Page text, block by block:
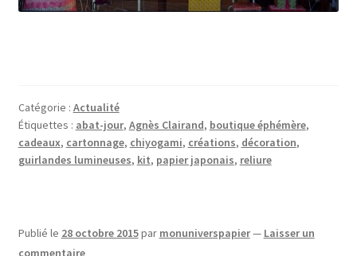
Catégorie : Actualité
Étiquettes : abat-jour, Agnès Clairand, boutique éphémère,
cadeaux, cartonnage, chiyogami, créations, décoration,
guirlandes lumineuses, kit, papier japonais, reliure
Publié le 28 octobre 2015par monuniverspapier— Laisser un
commentaire